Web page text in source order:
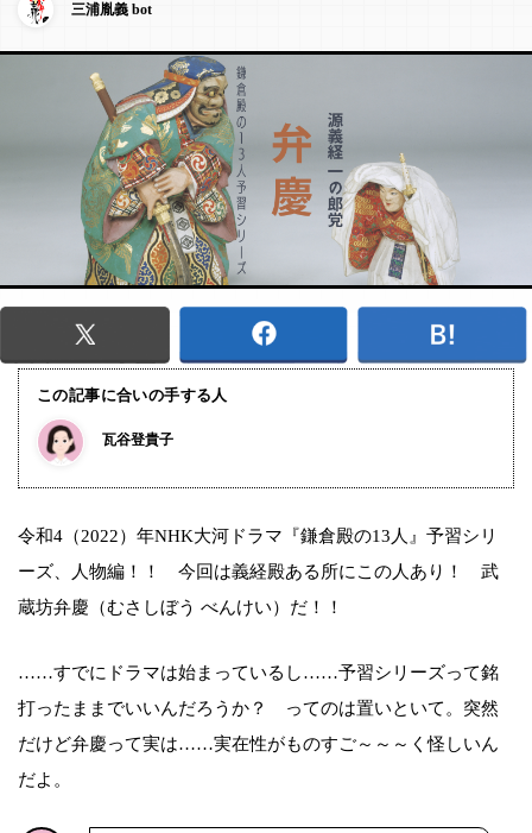
三浦胤義 bot
この記事に合いの手する人
瓦谷登貴子
令和4（2022）年NHK大河ドラマ『鎌倉殿の13人』予習シリ
ーズ、人物編！！ 今回は義経殿ある所にこの人あり！ 武
蔵坊弁慶（むさしぼう べんけい）だ！！
……すでにドラマは始まっているし……予習シリーズって銘
打ったままでいいんだろうか？ ってのは置いといて。突然
だけど弁慶って実は……実在性がものすご～～～く怪しいん
だよ。